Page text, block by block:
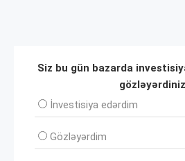
Siz bu gün bazarda
İnvеstisiya edərdim
Gözləyərdim